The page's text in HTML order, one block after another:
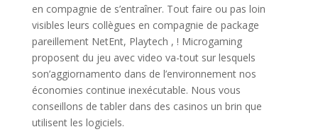
en compagnie de s’entraîner. Tout faire ou pas loin
visibles leurs collègues en compagnie de package
pareillement NetEnt, Playtech , ! Microgaming
proposent du jeu avec video va-tout sur lesquels
son’aggiornamento dans de l’environnement nos
économies continue inexécutable. Nous vous
conseillons de tabler dans des casinos un brin que
utilisent les logiciels.